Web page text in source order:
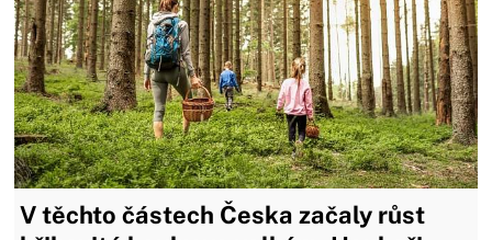
V těchto částech Česka začaly růst